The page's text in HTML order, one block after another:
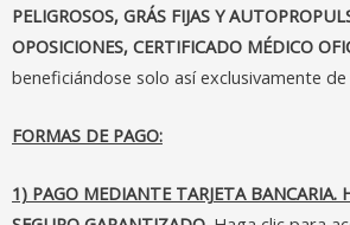
PELIGROSOS, GRÁS FIJAS Y
OPOSICIONES, CERTIFICADO MÉDICO
beneficiándose solo así exclusivamente
FORMAS DE PAGO:
1) PAGO MEDIANTE TARJETA BANCARIA.